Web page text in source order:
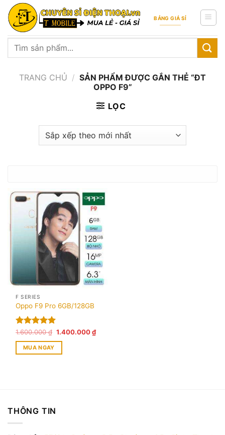
Skip
content
BẢNG GIÁ SỈ
Tìm
TRANG CHỦ / SẢN PHẨM ĐƯỢC GẮN THẺ “ĐT
OPPO F9”
LỌC
F SERIES
Oppo F9 Pro 6GB/128GB
Được xếp
hạng5.00
5 sao
1.600.000₫ Giá
là:
1.400.000₫Giá
hiện
MUA NGAY
THÔNG TIN